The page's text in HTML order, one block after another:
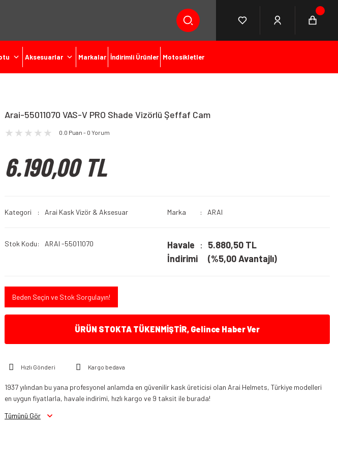
Aksesuarlar Markalar İndirimli Ürünler Motosikletler
Arai-55011070 VAS-V PRO Shade Vizörlü Şeffaf Cam
0.0 Puan - 0 Yorum
6.190,00 TL
Kategori Arai Kask Vizör & Aksesuar Marka ARAI
Stok Kodu ARAI -55011070
Havale
İndirimi
5.880,50 TL
(%5,00 Avantajlı)
Beden Seçin ve Stok Sorgulayın!
ÜRÜN STOKTA TÜKENMİŞTİR, Gelince Haber Ver
Hızlı Gönderi Kargo bedava
1937 yılından bu yana profesyonel anlamda en güvenilir kask üreticisi olan Arai Helmets, Türkiye modelleri
en uygun fiyatlarla, havale indirimi, hızlı kargo ve 9 taksit ile burada!
Tümünü Gör